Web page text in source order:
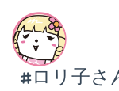
#ロリ子さ